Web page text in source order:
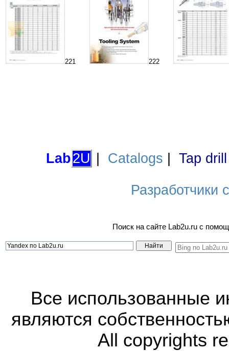
221 222
Lab2U Catalogs Tap
Разработчики
Поиск на сайте Lab2u.ru с
Все использованные
являются
All copyrights